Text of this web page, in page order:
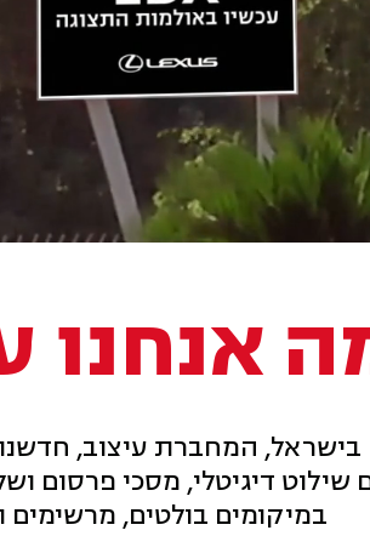
אנחנו
שילוט דיגיטלי, מסכי פרסום
במיקומים בולטים, מרשימים